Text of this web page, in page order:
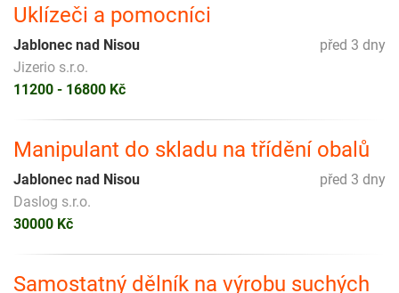
Uklízeči a pomocníci
před 3 dny
Jablonec nad Nisou
Jizerio s.r.o.
11200 - 16800 Kč
Manipulant do skladu na třídění obalů
před 3 dny
Jablonec nad Nisou
Daslog s.r.o.
30000 Kč
Samostatný dělník na výrobu suchých